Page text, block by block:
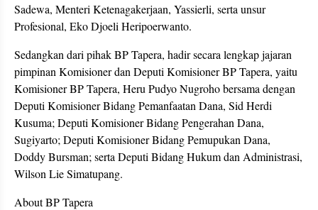
Sadewa, Menteri Ketenagakerjaan, Yassierli, serta unsur
Profesional, Eko Djoeli Heripoerwanto.
Sedangkan dari pihak BP Tapera, hadir secara lengkap jajaran
pimpinan Komisioner dan Deputi Komisioner BP Tapera, yaitu
Komisioner BP Tapera, Heru Pudyo Nugroho bersama dengan
Deputi Komisioner Bidang Pemanfaatan Dana, Sid Herdi
Kusuma; Deputi Komisioner Bidang Pengerahan Dana,
Sugiyarto; Deputi Komisioner Bidang Pemupukan Dana,
Doddy Bursman; serta Deputi Bidang Hukum dan Administrasi,
Wilson Lie Simatupang.
About BP Tapera